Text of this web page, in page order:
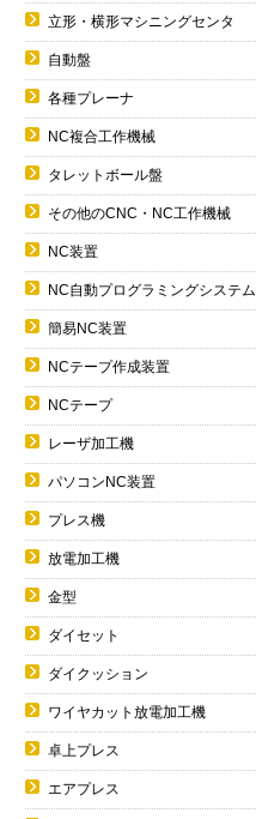
立形・横形マシニングセンタ
自動盤
各種プレーナ
NC複合工作機械
タレットボール盤
その他のCNC・NC工作機械
NC装置
NC自動プログラミングシステム
簡易NC装置
NCテープ作成装置
NCテープ
レーザ加工機
パソコンNC装置
プレス機
放電加工機
金型
ダイセット
ダイクッション
ワイヤカット放電加工機
卓上プレス
エアプレス